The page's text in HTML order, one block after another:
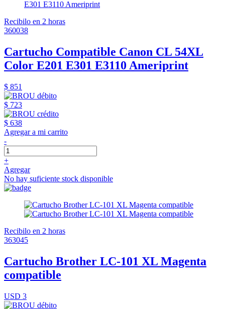
Recibilo en 2 horas
360038
Cartucho Compatible Canon CL 54XL
Color E201 E301 E3110 Ameriprint
$ 851
$ 723
$ 638
Agregar a mi carrito
-
+
Agregar
No hay suficiente stock disponible
Recibilo en 2 horas
363045
Cartucho Brother LC-101 XL Magenta
compatible
USD 3